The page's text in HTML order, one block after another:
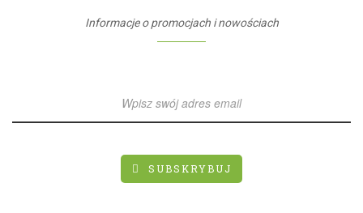
Informacje o promocjach i nowościach
SUBSKRYBUJ